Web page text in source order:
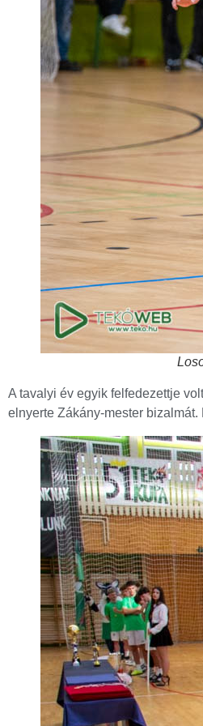
A tavalyi év egyik felfedezettje
elnyerte Zákány-mester